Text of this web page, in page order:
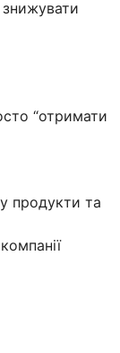
“отримати
продукти та